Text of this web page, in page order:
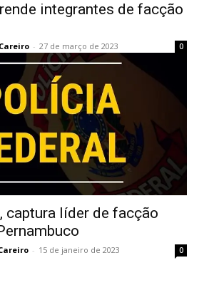
integrantes de facção
- 27 de março de 2023 0
captura líder de facção
- 15 de janeiro de 2023 0